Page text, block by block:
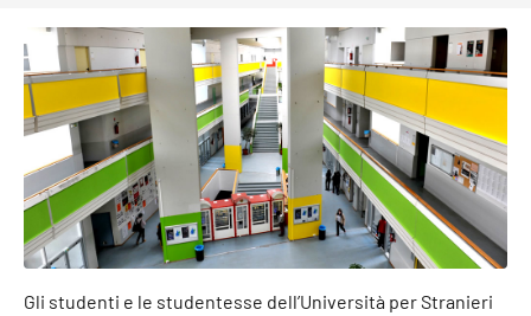
Gli studenti e le studentesse dell’Università per Stranieri